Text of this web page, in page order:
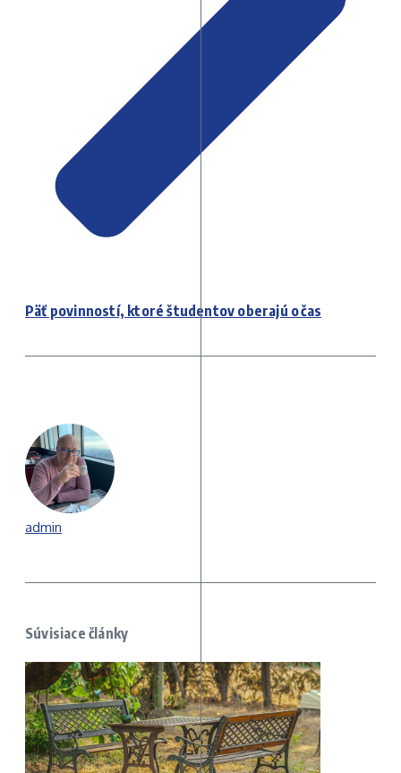
Päť povinností, ktoré študentov oberajú o čas
admin
Súvisiace články